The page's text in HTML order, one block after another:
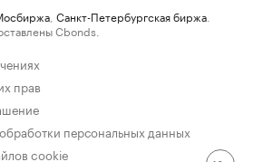
Санкт-Петербургская биржа
Cbonds.
прав
персональных данных
cookie